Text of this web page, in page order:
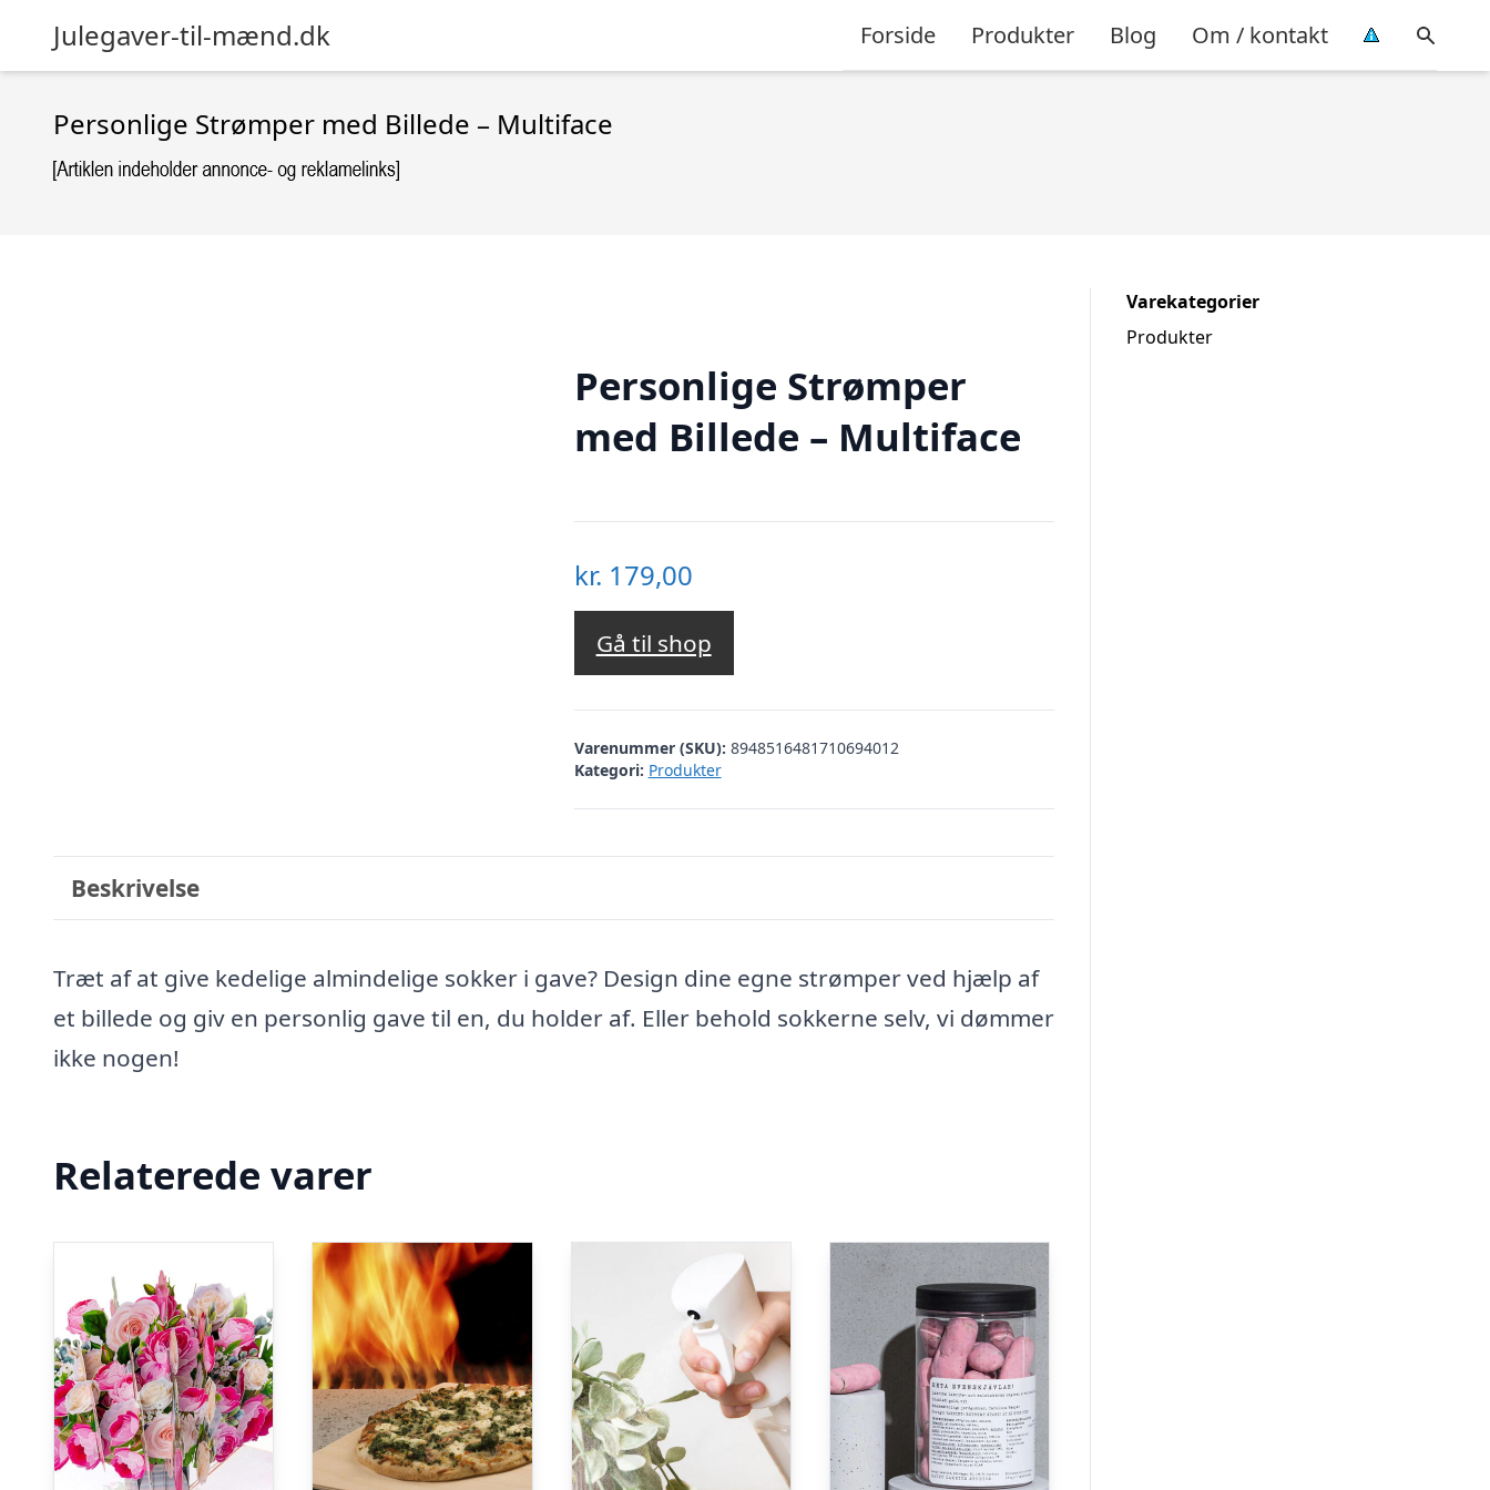
Julegaver-til-mænd.dk Forside Produkter Blog Om / kontakt
Personlige Strømper med Billede – Multiface
Personlige Strømper
med Billede – Multiface
kr. 179,00
Gå til shop
Varenummer (SKU): 8948516481710694012
Kategori: Produkter
Beskrivelse
Træt af at give kedelige almindelige sokker i gave? Design dine egne strømper ved hjælp af
et billede og giv en personlig gave til en, du holder af. Eller behold sokkerne selv, vi dømmer
ikke nogen!
Relaterede varer
Varekategorier
Produkter